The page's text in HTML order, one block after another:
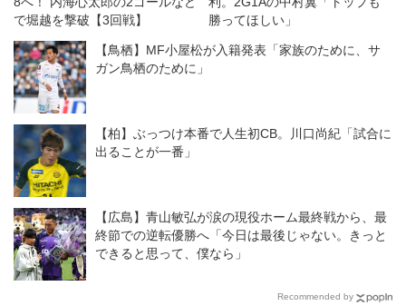
で堀越を撃破【3回戦】
勝ってほしい」
【鳥栖】MF小屋松が入籍発表「家族のために、サ
ガン鳥栖のために」
【柏】ぶっつけ本番で人生初CB。川口尚紀「試合に
出ることが一番」
【広島】青山敏弘が涙の現役ホーム最終戦から、最
終節での逆転優勝へ「今日は最後じゃない。きっと
できると思って、僕なら」
Recommended by